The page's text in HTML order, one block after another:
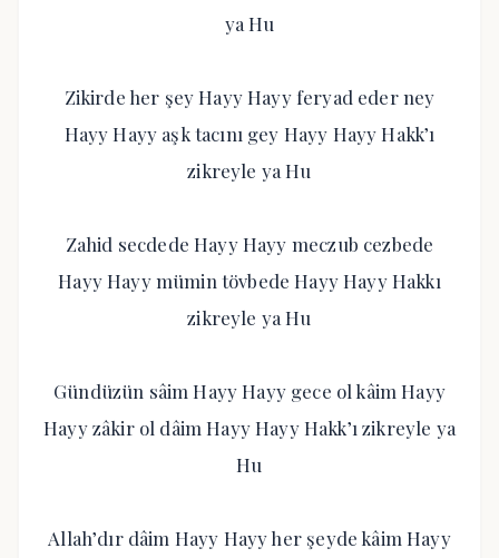
ya Hu
Zikirde her şey Hayy Hayy feryad eder ney
Hayy Hayy aşk tacını gey Hayy Hayy Hakk’ı
zikreyle ya Hu
Zahid secdede Hayy Hayy meczub cezbede
Hayy Hayy mümin tövbede Hayy Hayy Hakkı
zikreyle ya Hu
Gündüzün sâim Hayy Hayy gece ol kâim Hayy
Hayy zâkir ol dâim Hayy Hayy Hakk’ı zikreyle ya
Hu
Allah’dır dâim Hayy Hayy her şeyde kâim Hayy